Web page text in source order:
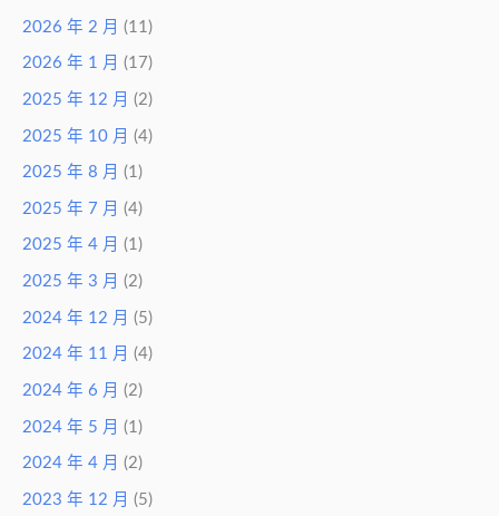
2026 年 2 月 (11)
2026 年 1 月 (17)
2025 年 12 月 (2)
2025 年 10 月 (4)
2025 年 8 月 (1)
2025 年 7 月 (4)
2025 年 4 月 (1)
2025 年 3 月 (2)
2024 年 12 月 (5)
2024 年 11 月 (4)
2024 年 6 月 (2)
2024 年 5 月 (1)
2024 年 4 月 (2)
2023 年 12 月 (5)